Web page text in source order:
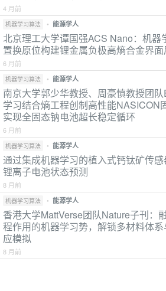
4 月前
机器学习算法 • 能源学人
北京理工大学谭国强ACS Nano：机器
置换原位构建锂金属负极高熵合金界面
6 月前
机器学习算法 • 能源学人
南京大学郭少华教授、周豪慎教授团
学习结合熵工程创制高性能NASICON
实现全固态钠电池超长稳定循环
6 月前
机器学习算法 • 能源学人
通过集成机器学习的植入式钙钛矿传
锂离子电池状态预测
8 月前
机器学习算法 • 能源学人
香港大学MattVerse团队Nature子刊：
程作用的机器学习势，解锁多材料体
应模拟
8 月前